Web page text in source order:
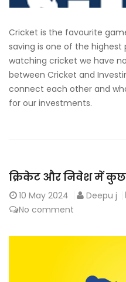
Cricket is the favourite
saving is one of the highest
watching cricket we have
between Cricket and
connect each other and
for our investments.
क्रिकेट और निवेश में
10 May 2024 Deepu j
No comment